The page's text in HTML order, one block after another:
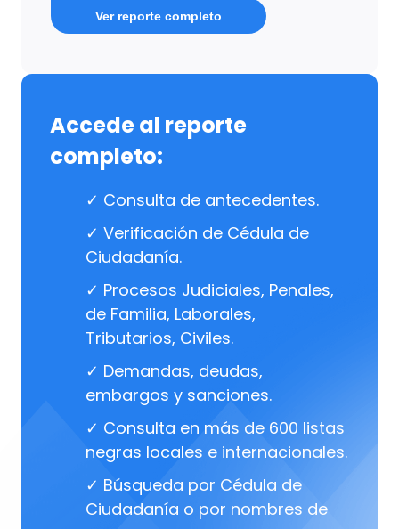
Ver reporte completo
Accede al reporte
completo:
✓ Consulta de antecedentes.
✓ Verificación de Cédula de
Ciudadanía.
✓ Procesos Judiciales, Penales,
de Familia, Laborales,
Tributarios, Civiles.
✓ Demandas, deudas,
embargos y sanciones.
✓ Consulta en más de 600 listas
negras locales e internacionales.
✓ Búsqueda por Cédula de
Ciudadanía o por nombres de